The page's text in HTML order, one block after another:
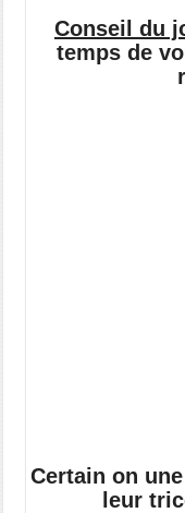
Conseil du
temps de
Certain on
leur